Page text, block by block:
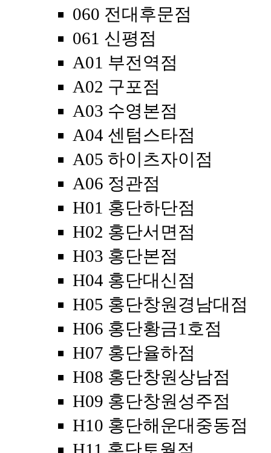
060 전대후문점
061 신평점
A01 부전역점
A02 구포점
A03 수영본점
A04 센텀스타점
A05 하이츠자이점
A06 정관점
H01 홍단하단점
H02 홍단서면점
H03 홍단본점
H04 홍단대신점
H05 홍단창원경남대점
H06 홍단황금1호점
H07 홍단율하점
H08 홍단창원상남점
H09 홍단창원성주점
H10 홍단해운대중동점